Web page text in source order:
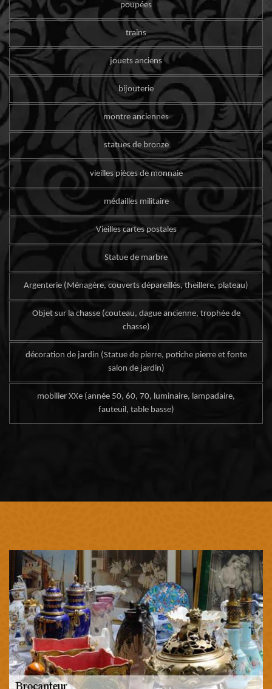
poupées
trains
jouets anciens
bijouterie
montre anciennes
statues de bronze
vieilles pièces de monnaie
médailles militaire
Vieilles cartes postales
Statue de marbre
Argenterie (Ménagère, couverts dépareillés, theillere, plateau)
Objet sur la chasse (couteau, dague ancienne, trophée de
chasse)
décoration de jardin (Statue de pierre, potiche pierre et fonte
salon de jardin)
mobilier XXe (année 50, 60, 70, luminaire, lampadaire,
fauteuil, table basse)